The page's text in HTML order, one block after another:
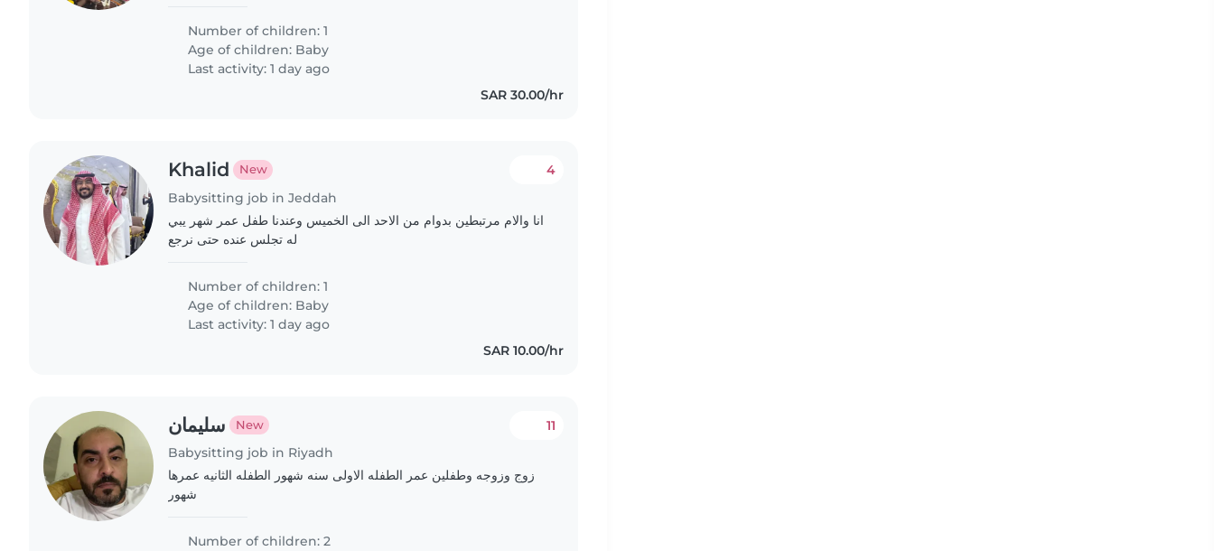
Number of children: 1
Age of children: Baby
Last activity: 1 day ago
SAR 30.00/hr
Khalid New
Babysitting job in Jeddah
4
انا والام مرتبطين بدوام من الاحد الى الخميس وعندنا طفل عمر شهر يبي
له تجلس عنده حتى نرجع
Number of children: 1
Age of children: Baby
Last activity: 1 day ago
SAR 10.00/hr
سليمان New
Babysitting job in Riyadh
11
زوج وزوجه وطفلين عمر الطفله الاولى سنه شهور الطفله الثانيه عمرها
شهور
Number of children: 2